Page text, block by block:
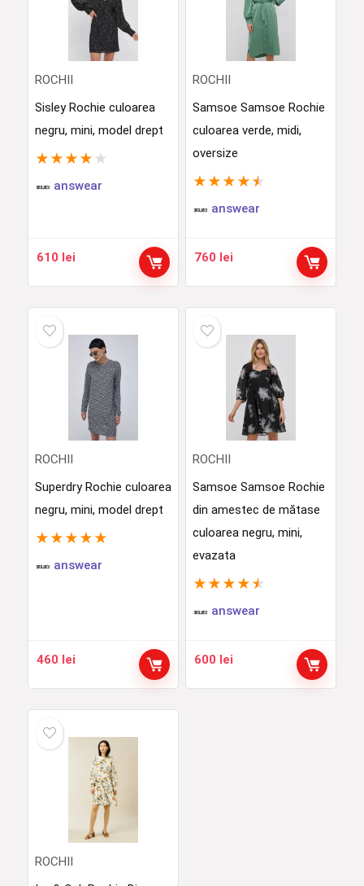
ROCHII
Sisley Rochie culoarea
negru, mini, model drept
★ ★ ★ ★ ★
answear
610 lei
ROCHII
Samsoe Samsoe Rochie
culoarea verde, midi,
oversize
★ ★ ★ ★ ★
answear
760 lei
ROCHII
Superdry Rochie culoarea
negru, mini, model drept
★ ★ ★ ★ ★
answear
460 lei
ROCHII
Samsoe Samsoe Rochie
din amestec de mătase
culoarea negru, mini,
evazata
★ ★ ★ ★ ★
answear
600 lei
ROCHII